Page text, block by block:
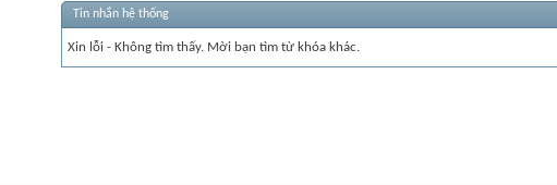
Tin nhắn hệ thống
Xin lỗi - Không tìm thấy. Mời bạn tìm từ khóa khác.